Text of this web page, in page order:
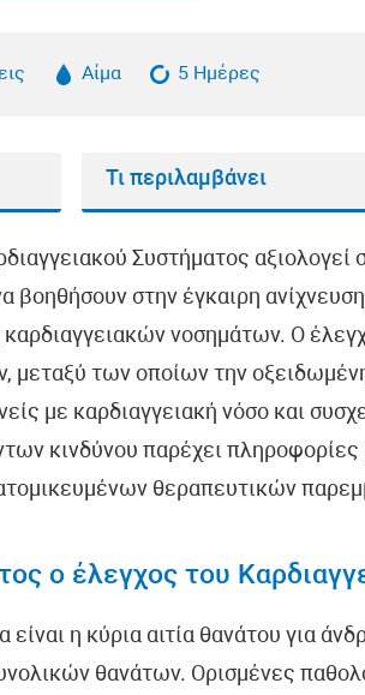
Αίμα 5 Ημέρες
Τι περιλαμβάνει
Συστήματος
βοηθήσουν στην έγκαιρη
καρδιαγγειακών νοσημάτων. Ο
μεταξύ των οποίων την
με καρδιαγγειακή νόσο και
κινδύνου παρέχει πληροφορίες
θεραπευτικών
ο έλεγχος του
η κύρια αιτία θανάτου για
θανάτων. Ορισμένες